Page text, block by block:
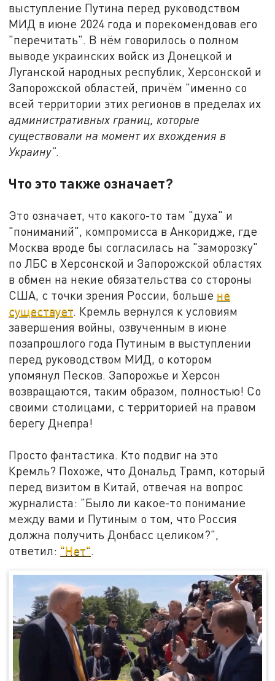
выступление Путина перед руководством
МИД в июне 2024 года и порекомендовав его
"перечитать". В нём говорилось о полном
выводе украинских войск из Донецкой и
Луганской народных республик, Херсонской и
Запорожской областей, причём "именно со
всей территории этих регионов в пределах их
административных границ, которые
существовали на момент их вхождения в
Украину".
Что это также означает?
Это означает, что какого-то там "духа" и
"пониманий", компромисса в Анкоридже, где
Москва вроде бы согласилась на "заморозку"
по ЛБС в Херсонской и Запорожской областях
в обмен на некие обязательства со стороны
США, с точки зрения России, больше не
существует . Кремль вернулся к условиям
завершения войны, озвученным в июне
позапрошлого года Путиным в выступлении
перед руководством МИД, о котором
упомянул Песков. Запорожье и Херсон
возвращаются, таким образом, полностью! Со
своими столицами, с территорией на правом
берегу Днепра!
Просто фантастика. Кто подвиг на это
Кремль? Похоже, что Дональд Трамп, который
перед визитом в Китай, отвечая на вопрос
журналиста: "Было ли какое-то понимание
между вами и Путиным о том, что Россия
должна получить Донбасс целиком?",
ответил: "Нет"